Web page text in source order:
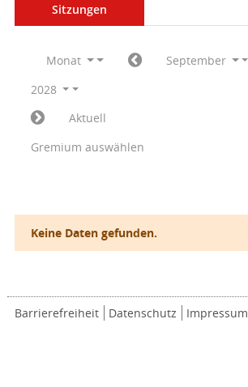
Sitzungen
Monat
September
2028
Aktuell
Gremium auswählen
Keine Daten gefunden.
Barrierefreiheit Datenschutz Impressum